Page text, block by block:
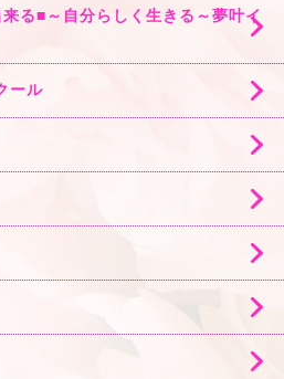
る■～自分らしく生きる～夢叶イ
ール